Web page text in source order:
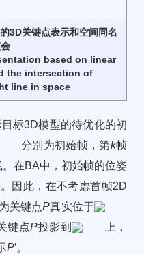
3D关键点表示和空间同名
based on linear
the intersection of
line in space
标3D模型的待优化的初
分别为初始帧，第k帧
。在BA中，初始帧的位姿
因此，在不考虑首帧2D
关键点P真实位于
键点P投影到
上，
P′。